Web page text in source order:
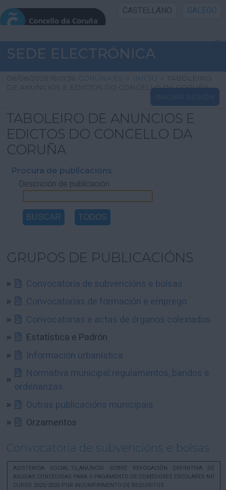
CASTELLANO GALEGO
INICIO SEDE
INICIO
INFORMACIÓN PÚBLICA
CARTAFOL CIDADÁN
AXUDA
SEDE ELECTRÓNICA
08/08/2026 16:01:36 CORUNA.ES > INICIO > TABOLEIRO
DE ANUNCIOS E EDICTOS DO CONCELLO DA CORUÑA
INICIAR SESIÓN
TABOLEIRO DE ANUNCIOS E
EDICTOS DO CONCELLO DA
CORUÑA
Procura de publicacións
Descrición de publicación
GRUPOS DE PUBLICACIÓNS
Convocatoria de subvencións e bolsas
Convocatorias de formación e emprego
Convocatorias e actas de órganos colexiados
Estatística e Padrón
Información urbanística
Normativa municipal:regulamentos, bandos e
ordenanzas
Outras publicacións municipais
Orzamentos
Convocatoria de subvencións e bolsas
ASISTENCIA SOCIAL.15_ANUNCIO SOBRE REVOGACIÓN DEFINITIVA DE
AXUDAS CONCEDIDAS PARA O PAGAMENTO DE COMEDORES ESCOLARES NO
CURSO 2025/2026 POR INCUMPRIMENTO DE REQUISITOS